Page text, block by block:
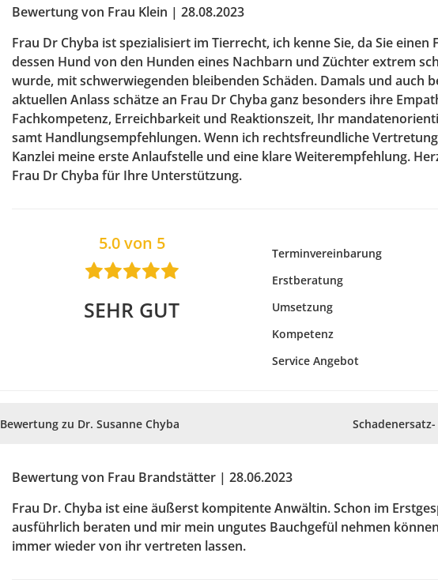
Bewertung von Frau Klein | 28.08.2023
Frau Dr Chyba ist spezialisiert im Tierrecht, ich kenne Sie, da Sie
dessen Hund von den Hunden eines Nachbarn und Züchter extrem
wurde, mit schwerwiegenden bleibenden Schäden. Damals und auch
aktuellen Anlass schätze an Frau Dr Chyba ganz besonders ihre
Fachkompetenz, Erreichbarkeit und Reaktionszeit, Ihr
samt Handlungsempfehlungen. Wenn ich rechtsfreundliche
Kanzlei meine erste Anlaufstelle und eine klare Weiterempfehlung.
Frau Dr Chyba für Ihre Unterstützung.
5.0 von 5
SEHR GUT
Terminvereinbarung
Erstberatung
Umsetzung
Kompetenz
Service Angebot
Bewertung zu Dr. Susanne Chyba
Bewertung von Frau Brandstätter | 28.06.2023
Frau Dr. Chyba ist eine äußerst kompitente Anwältin. Schon im
ausführlich beraten und mir mein ungutes Bauchgefül nehmen
immer wieder von ihr vertreten lassen.